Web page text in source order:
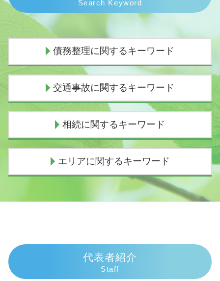
Search Keyword
債務整理に関するキーワード
任意整理 費用
債務整理 弁護士 おすすめ
個人再生 バレる
債務整理 デメリット 知恵袋
任意整理 ブラックリスト
債務整理とは デメリット
個人再生 費用 払えない
任意整理 デメリット
任意整理 弁護士 選び方
交通事故に関するキーワード
追突事故 過失割合
過失割合
人身事故 物損事故 違い
示談交渉
逸失利益 計算
物損事故 警察呼ばなかった 後日
示談交渉の仕方
相続に関するキーワード
遺産相続 いつもらえる
相続 順位 配偶者なし
財産放棄 費用
遺産相続 トラブル
相続手続き 期限
エリアに関するキーワード
相続 弁護士 御殿場市
相続 弁護士 熱海市
相続 弁護士 三島市代表者紹介
Staff